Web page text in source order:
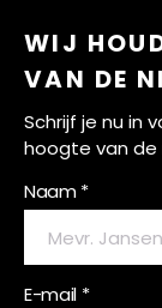
WIJ
VAN DE
Schrijf je nu in
hoogte van de
Naam *
E-mail *